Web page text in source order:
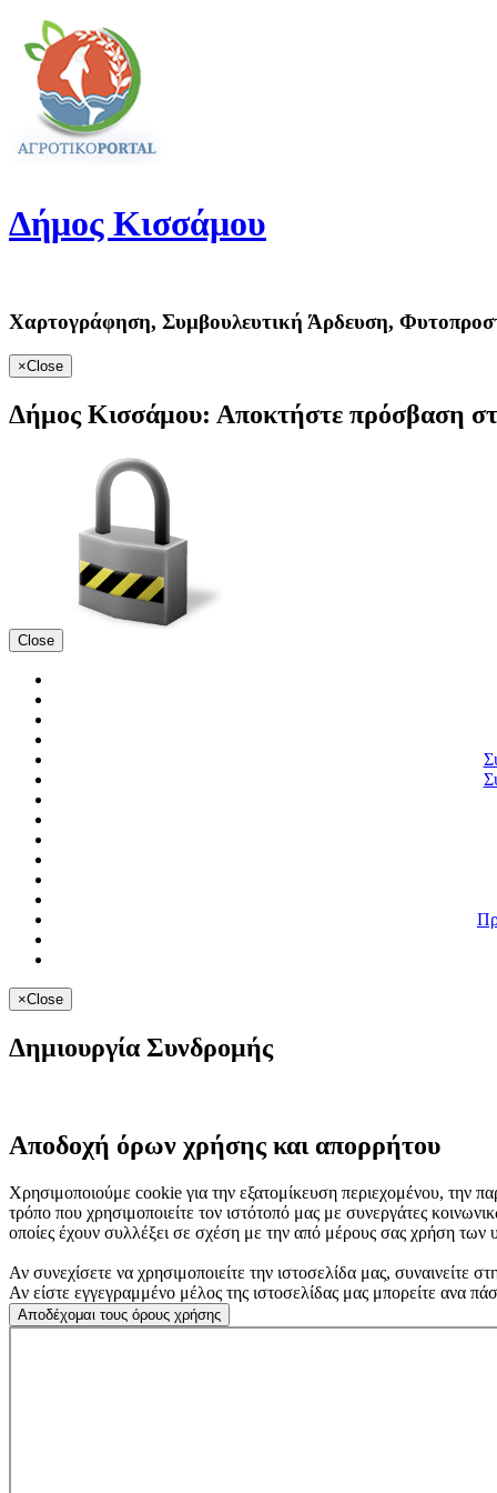
Δήμος Κισσάμου
Χαρτογράφηση, Συμβουλευτική Άρδευση,
×Close
Δήμος Κισσάμου: Αποκτήστε πρόσβαση
Close
×Close
Δημιουργία Συνδρομής
Αποδοχή όρων χρήσης και απορρήτου
Χρησιμοποιούμε cookie για την εξατομίκευση περιεχομένου, την
τρόπο που χρησιμοποιείτε τον ιστότοπό μας με συνεργάτες
οποίες έχουν συλλέξει σε σχέση με την από μέρους σας χρήση των
Αν συνεχίσετε να χρησιμοποιείτε την ιστοσελίδα μας, συναινείτε
Αν είστε εγγεγραμμένο μέλος της ιστοσελίδας μας μπορείτε ανα
Αποδέχομαι τους όρους χρήσης